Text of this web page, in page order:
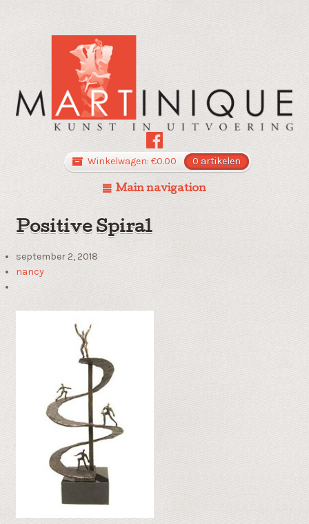
Winkelwagen: €0.00 0 artikelen
Main navigation
Positive Spiral
september 2, 2018
nancy